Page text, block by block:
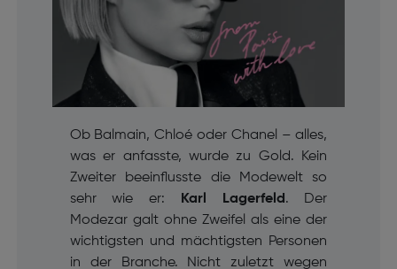
Ob Balmain, Chloé oder Chanel – alles,
was er anfasste, wurde zu Gold. Kein
Zweiter beeinflusste die Modewelt so
sehr wie er:
Karl Lagerfeld . Der
Modezar galt ohne Zweifel als eine der
wichtigsten und mächtigsten Personen
in der Branche. Nicht zuletzt wegen